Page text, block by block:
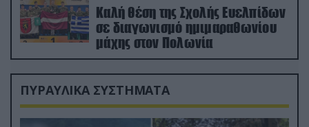
Καλή θέση της Σχολής Ευελπίδων
σε διαγωνισμό ημιμαραθωνίου
μάχης στον Πολωνία
ΠΥΡΑΥΛΙΚΑ ΣΥΣΤΗΜΑΤΑ